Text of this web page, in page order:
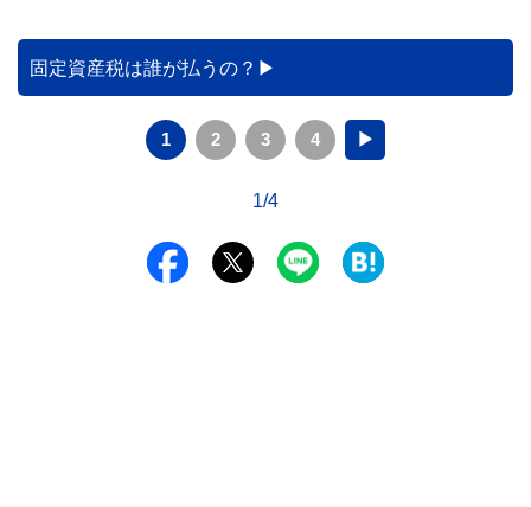
固定資産税は誰が払うの？
1 2 3 4 ▶
1/4